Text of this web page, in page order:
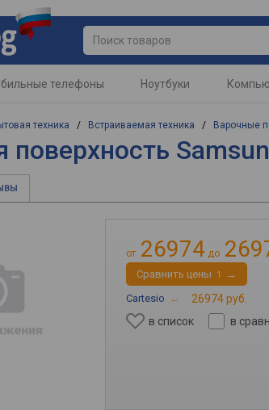
телефоны Ноутбуки
техника / Встраиваемая техника / Варочные
поверхность
от 26974 до
Cравнить цены 1
→
Cartesio →
26974 руб.
в список
в